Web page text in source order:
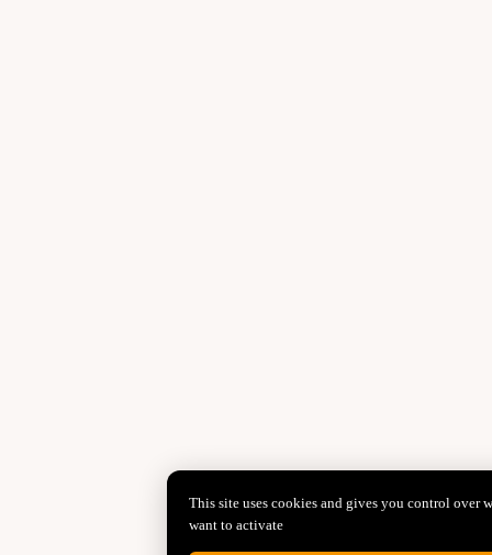
This site uses cookies and gives you control over
want to activate